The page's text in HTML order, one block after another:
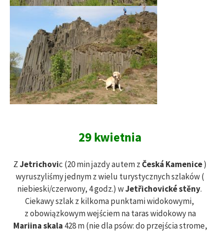
29 kwietnia
ZJetrichovic (20 min jazdy autem zČeská Kamenice)
wyruszyliśmy jednym z wielu turystycznych szlaków (
niebieski/czerwony, 4 godz.) wJetřichovické stěny.
Ciekawy szlak z kilkoma punktami widokowymi,
z obowiązkowym wejściem na taras widokowy na
Mariina skala 428 m (nie dla psów: do przejścia strome,